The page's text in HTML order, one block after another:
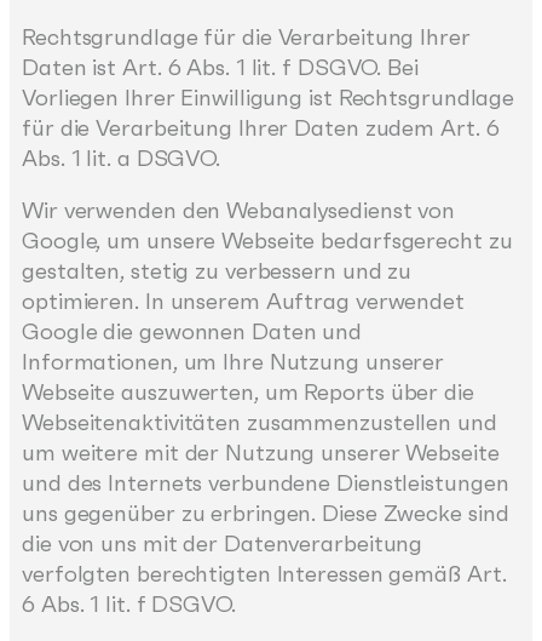
Rechtsgrundlage für die Verarbeitung Ihrer
Daten ist Art. 6 Abs. 1 lit. f DSGVO. Bei
Vorliegen Ihrer Einwilligung ist Rechtsgrundlage
für die Verarbeitung Ihrer Daten zudem Art. 6
Abs. 1 lit. a DSGVO.
Wir verwenden den Webanalysedienst von
Google, um unsere Webseite bedarfsgerecht zu
gestalten, stetig zu verbessern und zu
optimieren. In unserem Auftrag verwendet
Google die gewonnen Daten und
Informationen, um Ihre Nutzung unserer
Webseite auszuwerten, um Reports über die
Webseitenaktivitäten zusammenzustellen und
um weitere mit der Nutzung unserer Webseite
und des Internets verbundene Dienstleistungen
uns gegenüber zu erbringen. Diese Zwecke sind
die von uns mit der Datenverarbeitung
verfolgten berechtigten Interessen gemäß Art.
6 Abs. 1 lit. f DSGVO.